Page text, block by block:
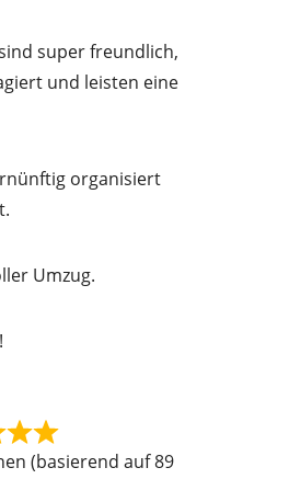
super freundlich,
und leisten eine
organisiert
Umzug.
(basierend auf 89